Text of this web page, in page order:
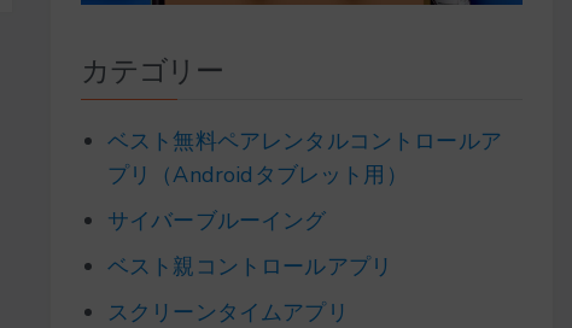
カテゴリー
ベスト無料ペアレンタルコントロールア
プリ（Androidタブレット用）
サイバーブルーイング
ベスト親コントロールアプリ
スクリーンタイムアプリ